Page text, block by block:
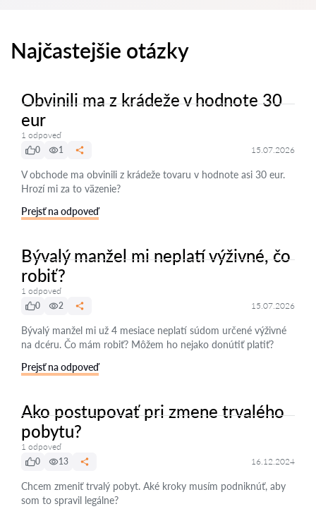
Najčastejšie otázky
Obvinili ma z krádeže v hodnote 30
eur
1 odpoveď
0
1 15.07.2026
V obchode ma obvinili z krádeže tovaru v hodnote asi 30 eur.
Hrozí mi za to väzenie?
Prejsť na odpoveď
Bývalý manžel mi neplatí výživné, čo
robiť?
1 odpoveď
0
2 15.07.2026
Bývalý manžel mi už 4 mesiace neplatí súdom určené výživné
na dcéru. Čo mám robiť? Môžem ho nejako donútiť platiť?
Prejsť na odpoveď
Ako postupovať pri zmene trvalého
pobytu?
1 odpoveď
0
13 16.12.2024
Chcem zmeniť trvalý pobyt. Aké kroky musím podniknúť, aby
som to spravil legálne?